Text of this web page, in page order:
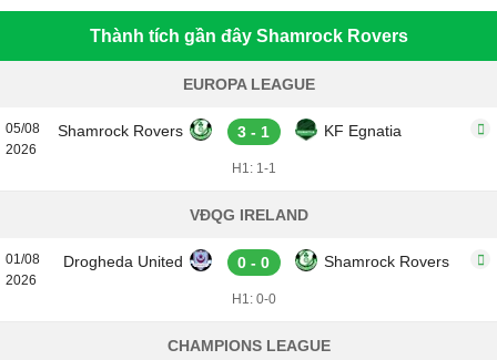
Thành tích gần đây Shamrock Rovers
EUROPA LEAGUE
05/08
2026
Shamrock Rovers 3 - 1 KF Egnatia
H1: 1-1
VĐQG IRELAND
01/08
2026
Drogheda United 0 - 0 Shamrock Rovers
H1: 0-0
CHAMPIONS LEAGUE